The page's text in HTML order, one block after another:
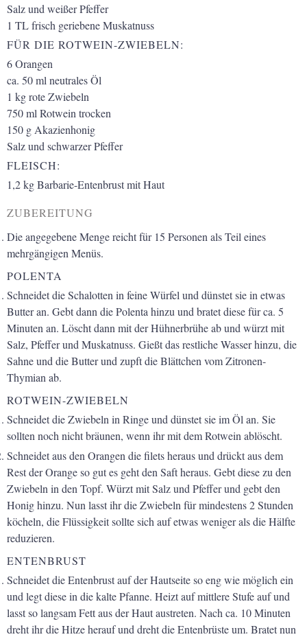
Salz und weißer Pfeffer
1 TLfrisch geriebene Muskatnuss
FÜR DIE ROTWEIN-ZWIEBELN:
6Orangen
ca. 50ml neutrales Öl
1 kgrote Zwiebeln
750ml Rotwein trocken
150 g Akazienhonig
Salz und schwarzer Pfeffer
FLEISCH:
1,2kgBarbarie-Entenbrust mit Haut
ZUBEREITUNG
Die angegebene Menge reicht für 15 Personen als Teil eines
mehrgängigen Menüs.
POLENTA
Schneidet die Schalotten in feine Würfel und dünstet sie in etwas
Butter an. Gebt dann die Polenta hinzu und bratet diese für ca. 5
Minuten an. Löscht dann mit der Hühnerbrühe ab und würzt mit
Salz, Pfeffer und Muskatnuss. Gießt das restliche Wasser hinzu, die
Sahne und die Butter und zupft die Blättchen vom Zitronen-
Thymian ab.
ROTWEIN-ZWIEBELN
Schneidet die Zwiebeln in Ringe und dünstet sie im Öl an. Sie
sollten noch nicht bräunen, wenn ihr mit dem Rotwein ablöscht.
Schneidet aus den Orangen die filets heraus und drückt aus dem
Rest der Orange so gut es geht den Saft heraus. Gebt diese zu den
Zwiebeln in den Topf. Würzt mit Salz und Pfeffer und gebt den
Honig hinzu. Nun lasst ihr die Zwiebeln für mindestens 2 Stunden
köcheln, die Flüssigkeit sollte sich auf etwas weniger als die Hälfte
reduzieren.
ENTENBRUST
Schneidet die Entenbrust auf der Hautseite so eng wie möglich ein
und legt diese in die kalte Pfanne. Heizt auf mittlere Stufe auf und
lasst so langsam Fett aus der Haut austreten. Nach ca. 10 Minuten
dreht ihr die Hitze herauf und dreht die Entenbrüste um. Bratet nun